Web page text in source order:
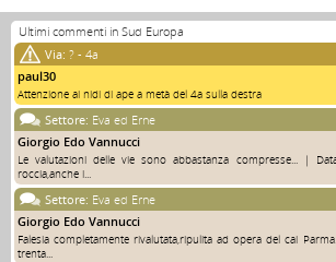
Ultimi commenti in Sud Europa
Via: ? - 4a
paul30
Attenzione ai nidi di ape a metà del 4a sulla destra
Settore: Eva ed Erne
Giorgio Edo Vannucci
Le valutazioni delle vie sono abbastanza compresse... |
roccia,anche i...
Settore: Eva ed Erne
Giorgio Edo Vannucci
Falesia completamente rivalutata,ripulita ad opera del cai
trenta...